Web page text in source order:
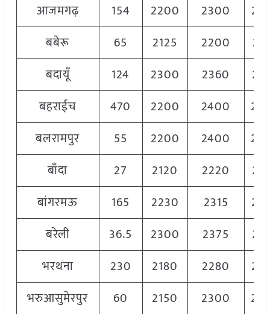
आजमगढ़
154 2200 2300
बबेरू
65 2125 2200
बदायूँ
124 2300 2360
बहराईच
470 2200 2400
बलरामपुर
55 2200 2400
बाँदा
27 2120 2220
बांगरमऊ
165 2230 2315
बरेली
36.5 2300 2375
भरथना
230 2180 2280
भरुआसुमेरपुर
60 2150 2300